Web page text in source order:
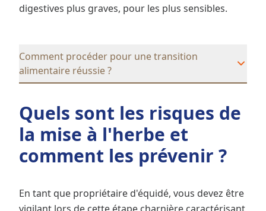
digestives plus graves, pour les plus sensibles.
Comment procéder pour une transition
alimentaire réussie ?
Quels sont les risques de
la mise à l'herbe et
comment les prévenir ?
En tant que propriétaire d'équidé, vous devez être